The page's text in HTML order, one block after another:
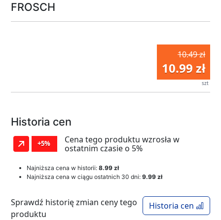
FROSCH
10.49 zł
10.99 zł
szt
Historia cen
+5%
Cena tego produktu wzrosła w
ostatnim czasie o 5%
Najniższa cena w historii: 8.99 zł
Najniższa cena w ciągu ostatnich 30 dni: 9.99 zł
Historia cen
Sprawdź historię zmian ceny tego
produktu